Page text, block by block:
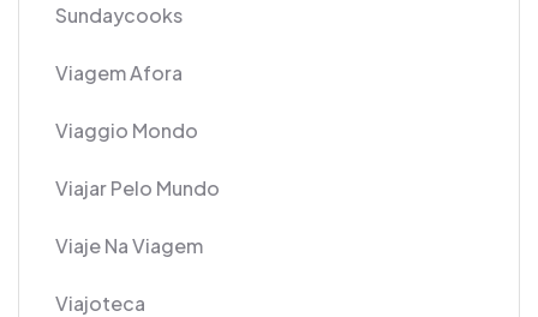
Sundaycooks
Viagem Afora
Viaggio Mondo
Viajar Pelo Mundo
Viaje Na Viagem
Viajoteca